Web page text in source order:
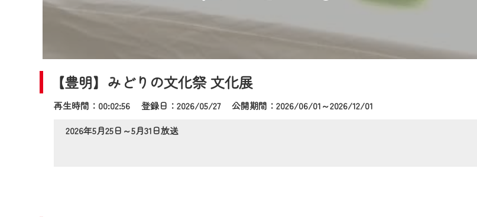
【豊明】みどりの文化祭 文化展
再生時間：00:02:56 登録日：2026/05/27公開期間：2026/06/01～2026/12/01
2026年5月25日～5月31日放送
※CCNetアプリをご利用中の方は引き続きご視聴いただけます。
CCNetWebTVのリニューアルにともないメンテナンス作業を予定しています。
日時 9/24 9:30～16:30
ご不便をおかけいたしますが、ご了承の程よろしくお願いいたします。